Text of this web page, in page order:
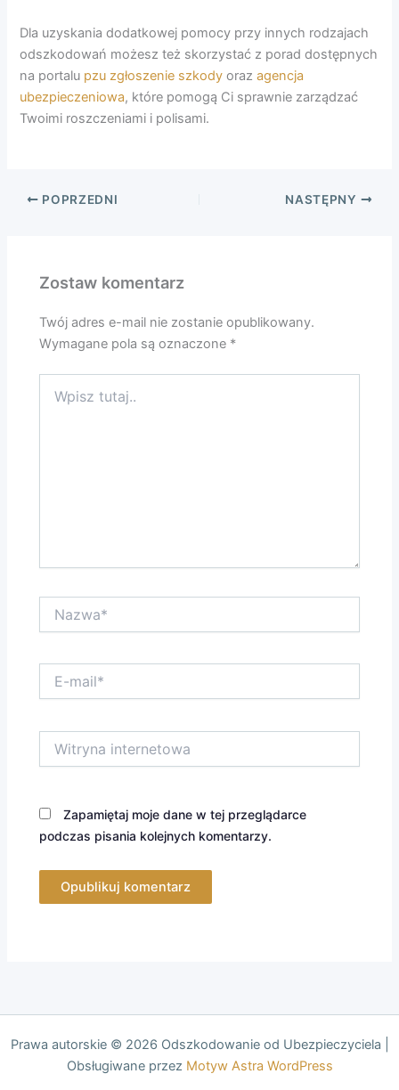
Dla uzyskania dodatkowej pomocy przy innych rodzajach
odszkodowań możesz też skorzystać z porad dostępnych
na portalu pzu zgłoszenie szkody orazagencja
ubezpieczeniowa, które pomogą Ci sprawnie zarządzać
Twoimi roszczeniami i polisami.
POPRZEDNI NASTĘPNY
Zostaw komentarz
Twój adres e-mail nie zostanie opublikowany.
Wymagane pola są oznaczone *
tutaj..
mail*
internetowa
Zapamiętaj moje dane w tej przeglądarce
podczas pisania kolejnych komentarzy.
Prawa autorskie © 2026 Odszkodowanie od Ubezpieczyciela |
Obsługiwane przez Motyw Astra WordPress